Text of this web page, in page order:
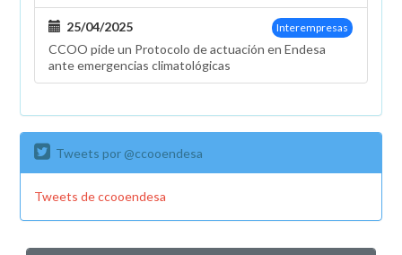
Interempresas
25/04/2025
CCOO pide un Protocolo de actuación en Endesa
ante emergencias climatológicas
Tweets por @ccooendesa
Tweets de ccooendesa